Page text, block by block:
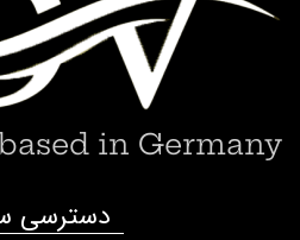
دسترسی
in Germany